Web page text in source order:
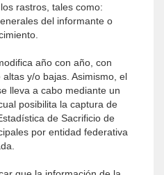
rastros, tales como:
del informante o
año con año, con
y/o bajas. Asimismo, el
lleva a cabo mediante un
posibilita la captura de
de Sacrificio de
por entidad federativa